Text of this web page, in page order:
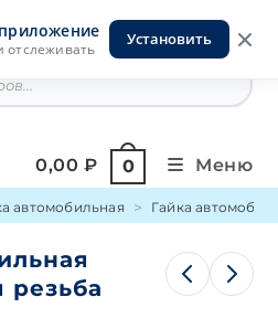
отслеживать
Установить
на Горской
0,00₽ 0 Меню
автомобильная Гайка
резьба